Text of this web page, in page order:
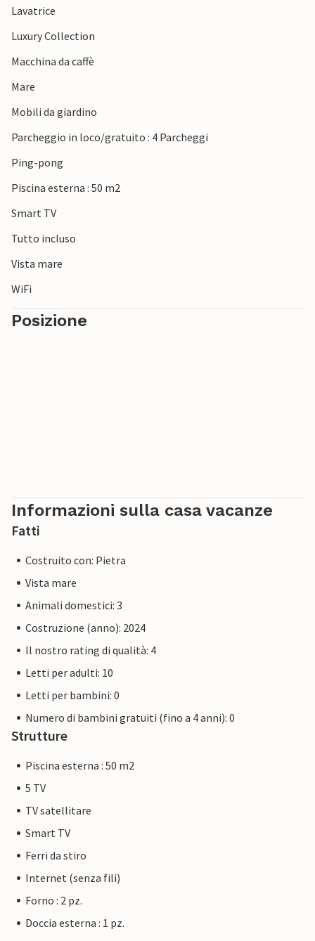
sue baie nascoste, è a breve distanza in auto.
Lavatrice
Luxury Collection
Macchina da caffè
Mare
Mobili da giardino
Parcheggio in loco/gratuito : 4 Parcheggi
Ping-pong
Piscina esterna : 50 m2
Smart TV
Tutto incluso
Vista mare
WiFi
Posizione
Informazioni sulla casa vacanze
Fatti
Costruito con: Pietra
Vista mare
Animali domestici: 3
Costruzione (anno): 2024
Il nostro rating di qualità: 4
Letti per adulti: 10
Letti per bambini: 0
Numero di bambini gratuiti (fino a 4 anni): 0
Strutture
Piscina esterna : 50 m2
5 TV
TV satellitare
Smart TV
Ferri da stiro
Internet (senza fili)
Forno : 2 pz.
Doccia esterna : 1 pz.